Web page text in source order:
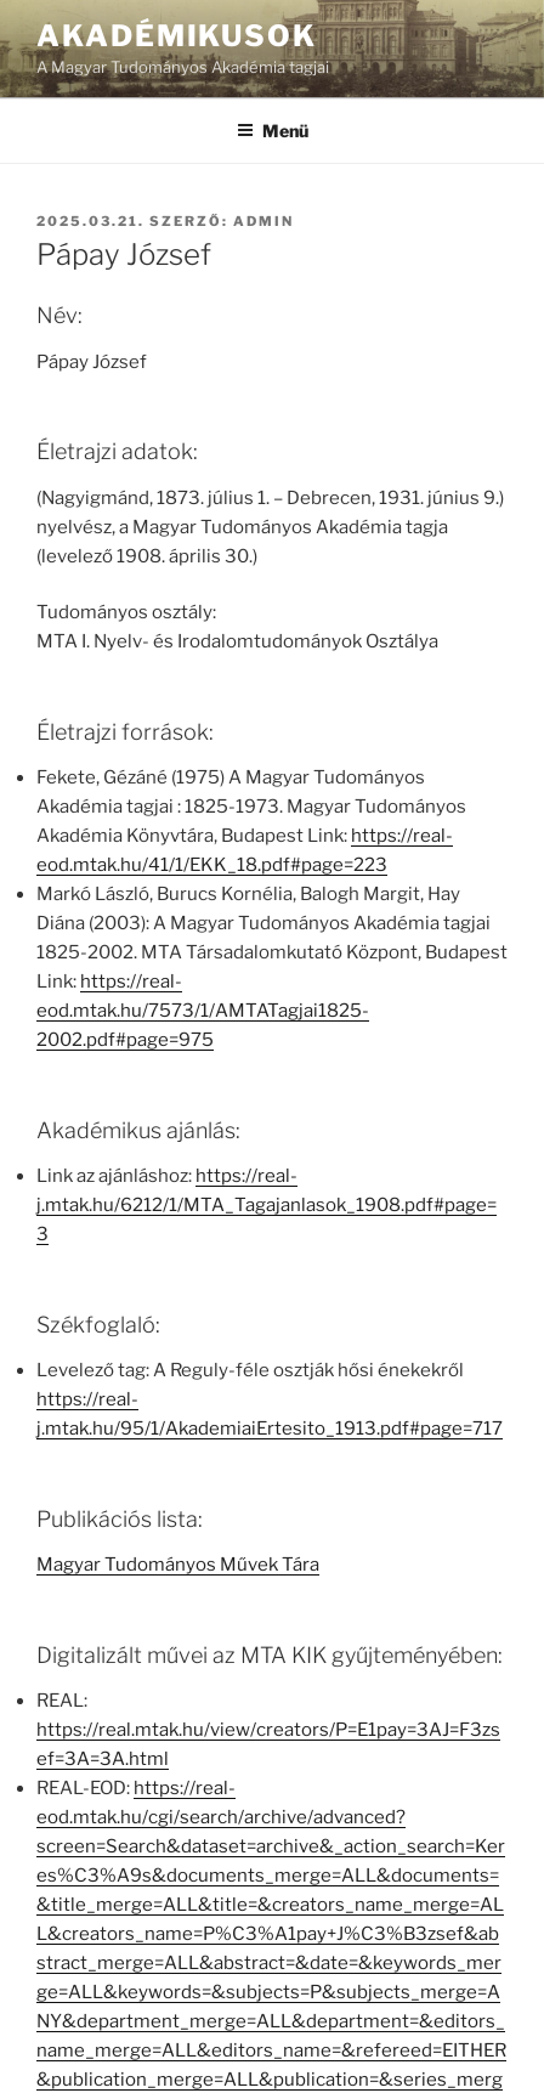
AKADÉMIKUSOK
A Magyar Tudományos Akadémia tagjai
Menü
BEKÜLDVE:
2025.03.21. SZERZŐ: ADMIN
Pápay József
Név:
Pápay József
Életrajzi adatok:
(Nagyigmánd, 1873. július 1. – Debrecen, 1931. június 9.)
nyelvész, a Magyar Tudományos Akadémia tagja
(levelező 1908. április 30.)
Tudományos osztály:
MTA I. Nyelv- és Irodalomtudományok Osztálya
Életrajzi források:
Fekete, Gézáné (1975) A Magyar Tudományos
Akadémia tagjai : 1825-1973. Magyar Tudományos
Akadémia Könyvtára, Budapest Link: https://real-
eod.mtak.hu/41/1/EKK_18.pdf#page=223
Markó László, Burucs Kornélia, Balogh Margit, Hay
Diána (2003): A Magyar Tudományos Akadémia tagjai
1825-2002. MTA Társadalomkutató Központ, Budapest
Link: https://real-
eod.mtak.hu/7573/1/AMTATagjai1825-
2002.pdf#page=975
Akadémikus ajánlás:
Link az ajánláshoz: https://real-
j.mtak.hu/6212/1/MTA_Tagajanlasok_1908.pdf#page=
3
Székfoglaló:
Levelező tag: A Reguly-féle osztják hősi énekekről
https://real-
j.mtak.hu/95/1/AkademiaiErtesito_1913.pdf#page=717
Publikációs lista:
Magyar Tudományos Művek Tára
Digitalizált művei az MTA KIK gyűjteményében:
REAL:
https://real.mtak.hu/view/creators/P=E1pay=3AJ=F3zs
ef=3A=3A.html
REAL-EOD: https://real-
eod.mtak.hu/cgi/search/archive/advanced?
screen=Search&dataset=archive&_action_search=Ker
es%C3%A9s&documents_merge=ALL&documents=
&title_merge=ALL&title=&creators_name_merge=AL
L&creators_name=P%C3%A1pay+J%C3%B3zsef&ab
stract_merge=ALL&abstract=&date=&keywords_mer
ge=ALL&keywords=&subjects=P&subjects_merge=A
NY&department_merge=ALL&department=&editors_
name_merge=ALL&editors_name=&refereed=EITHER
&publication_merge=ALL&publication=&series_merg